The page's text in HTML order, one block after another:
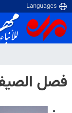
فصل